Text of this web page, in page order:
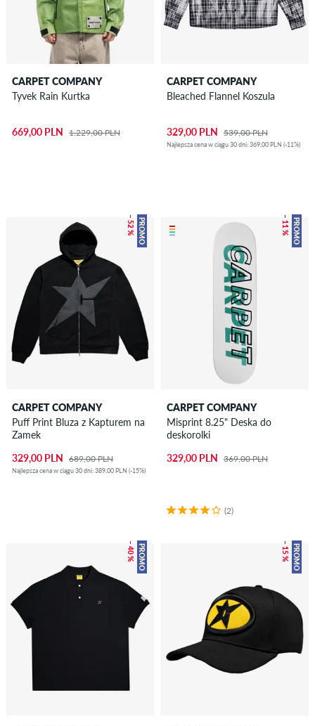
CARPET COMPANY
Tyvek Rain Kurtka
669,00 PLN 1.229,00 PLN
CARPET COMPANY
Bleached Flannel Koszula
329,00 PLN 539,00 PLN
Najlepsza cena w ciągu 30 dni: 369,00 PLN (-11%)
PROMO
– 52 %
CARPET COMPANY
Puff Print Bluza z Kapturem na
Zamek
329,00 PLN 689,00 PLN
Najlepsza cena w ciągu 30 dni: 389,00 PLN (-15%)
PROMO
– 11 %
CARPET COMPANY
Misprint 8.25" Deska do
deskorolki
329,00 PLN 369,00 PLN
(2)
PROMO
– 40 % PROMO
– 15 %